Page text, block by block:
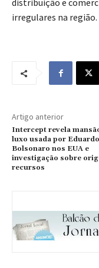
irregulares na região.
Artigo anterior
Intercept revela
luxo usada por Eduardo
Bolsonaro nos EUA e
investigação sobre
recursos